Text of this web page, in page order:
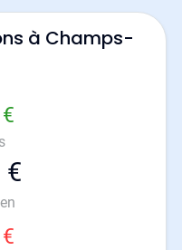
à Champs-
€